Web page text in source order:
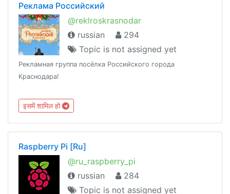
Реклама Российский
@reklroskrasnodar
russian
294
Topic is not assigned yet
Рекламная группа посёлка Российского города
Краснодара!
इसमें शामिल हो
Raspberry Pi [Ru]
@ru_raspberry_pi
russian
284
Topic is not assigned yet